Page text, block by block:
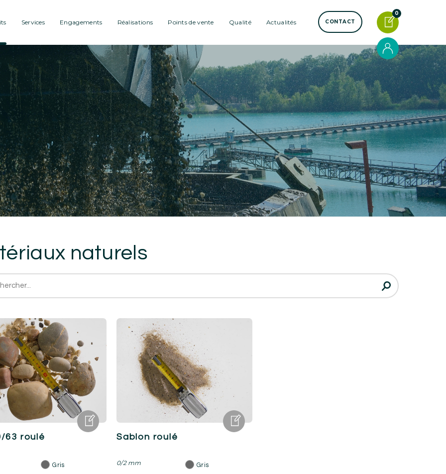
Services Engagements Réalisations Points de vente Qualité Actualités CONTACT
0
naturels
63 roulé
Gris
Sablon roulé
0/2 mm Gris